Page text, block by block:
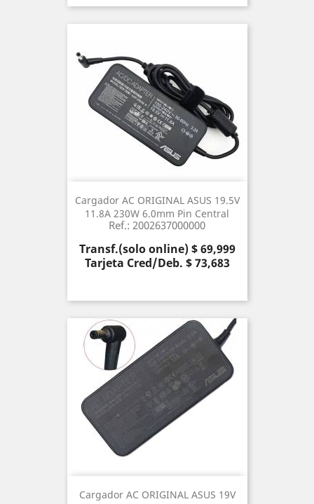
Cargador AC ORIGINAL ASUS 19.5V
11.8A 230W 6.0mm Pin Central
Ref.: 2002637000000
Precio
Transf.(solo online) $ 69,999
Tarjeta Cred/Deb. $ 73,683
Cargador AC ORIGINAL ASUS 19V